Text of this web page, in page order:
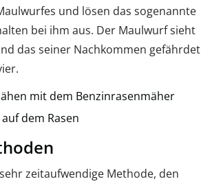
und lösen das sogenannte
bei ihm aus. Der Maulwurf sieht
das seiner Nachkommen gefährdet
mit dem Benzinrasenmäher
dem Rasen
zeitaufwendige Methode, den